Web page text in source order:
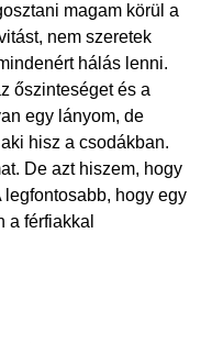
magam körül a
nem szeretek
hálás lenni.
őszinteséget és a
egy lányom, de
hisz a csodákban.
De azt hiszem, hogy
hogy egy
a férfiakkal